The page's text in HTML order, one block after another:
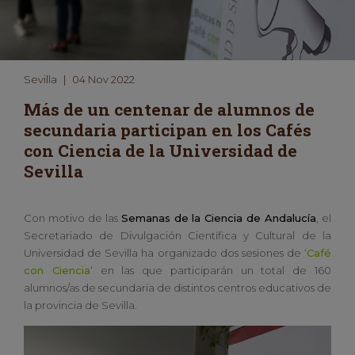
Sevilla | 04 Nov 2022
Más de un centenar de alumnos de
secundaria participan en los Cafés
con Ciencia de la Universidad de
Sevilla
Con motivo de las Semanas de la Ciencia de Andalucía , el
Secretariado de Divulgación Científica y Cultural de la
Universidad de Sevilla ha organizado dos sesiones de ‘Café
con Ciencia‘ en las que participarán un total de 160
alumnos/as de secundaria de distintos centros educativos de
la provincia de Sevilla.